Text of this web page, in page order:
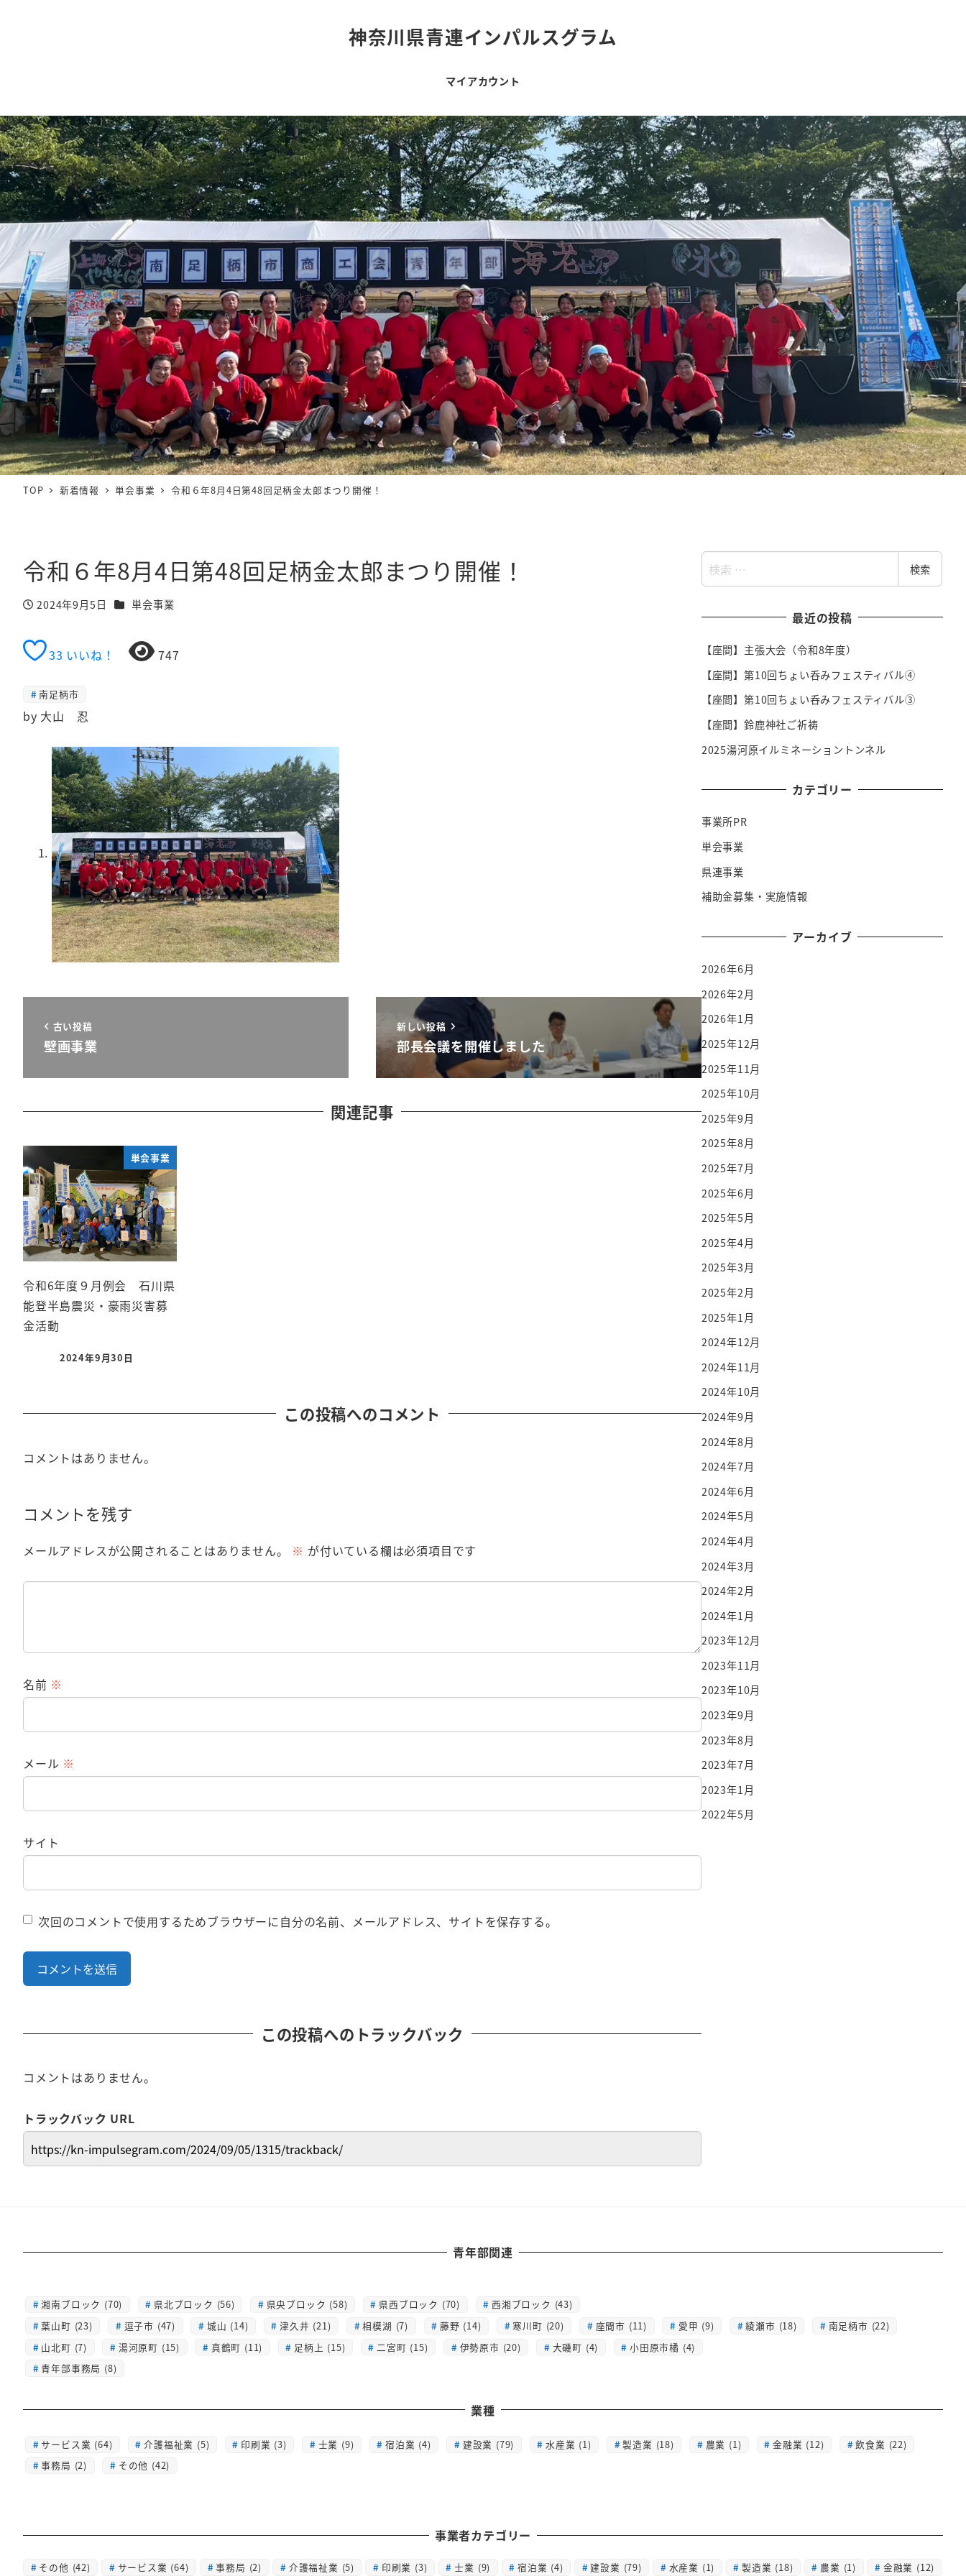
神奈川県青連インパルスグラム
マイアカウント
TOP 新着情報 単会事業 令和６年8月4日第48回足柄金太郎まつり開催！
令和６年8月4日第48回足柄金太郎まつり開催！
投稿日
2024年9月5日 カテゴリー
単会事業
33 いいね！ 747
南足柄市
by 大山 忍
古い投稿
壁画事業
新しい投稿
部長会議を開催しました
関連記事
単会事業
令和6年度９月例会 石川県
能登半島震災・豪雨災害募
金活動
2024年9月30日
この投稿へのコメント
コメントはありません。
コメントを残す
メールアドレスが公開されることはありません。 ※ が付いている欄は必須項目です
名前 ※
メール ※
サイト
次回のコメントで使用するためブラウザーに自分の名前、メールアドレス、サイトを保存する。
この投稿へのトラックバック
コメントはありません。
トラックバック URL
検
索
検索
最近の投稿
【座間】主張大会（令和8年度）
【座間】第10回ちょい呑みフェスティバル④
【座間】第10回ちょい呑みフェスティバル③
【座間】鈴鹿神社ご祈祷
2025湯河原イルミネーショントンネル
カテゴリー
事業所PR
単会事業
県連事業
補助金募集・実施情報
アーカイブ
2026年6月
2026年2月
2026年1月
2025年12月
2025年11月
2025年10月
2025年9月
2025年8月
2025年7月
2025年6月
2025年5月
2025年4月
2025年3月
2025年2月
2025年1月
2024年12月
2024年11月
2024年10月
2024年9月
2024年8月
2024年7月
2024年6月
2024年5月
2024年4月
2024年3月
2024年2月
2024年1月
2023年12月
2023年11月
2023年10月
2023年9月
2023年8月
2023年7月
2023年1月
2022年5月
青年部関連
湘南ブロック (70) 県北ブロック (56) 県央ブロック (58) 県西ブロック (70)
西湘ブロック (43)
葉山町 (23)
逗子市 (47) 城山 (14) 津久井 (21) 相模湖 (7) 藤野 (14) 寒川町 (20) 座間市 (11) 愛甲 (9) 綾瀬市 (18)
南足柄市 (22)
山北町 (7)
湯河原町 (15) 真鶴町 (11) 足柄上 (15) 二宮町 (15) 伊勢原市 (20) 大磯町 (4)
小田原市橘 (4)
青年部事務局 (8)
業種
サービス業 (64) 介護福祉業 (5) 印刷業 (3) 士業 (9) 宿泊業 (4) 建設業 (79) 水産業 (1) 製造業 (18) 農業 (1) 金融業 (12)
飲食業 (22)
事務局 (2)
その他 (42)
事業者カテゴリー
その他 (42) サービス業 (64) 事務局 (2) 介護福祉業 (5) 印刷業 (3) 士業 (9) 宿泊業 (4) 建設業 (79) 水産業 (1) 製造業 (18) 農業 (1) 金融業 (12)